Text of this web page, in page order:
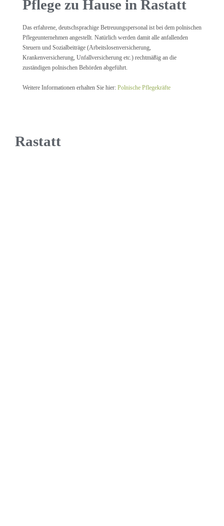
Pflege zu Hause in Rastatt
Das erfahrene, deutschsprachige Betreuungspersonal ist bei dem polnischen
Pflegeunternehmen angestellt. Natürlich werden damit alle anfallenden
Steuern und Sozialbeiträge (Arbeitslosenversicherung,
Krankenversicherung, Unfallversicherung etc.) rechtmäßig an die
zuständigen polnischen Behörden abgeführt.
Weitere Informationen erhalten Sie hier: Polnische Pflegekräfte
Rastatt